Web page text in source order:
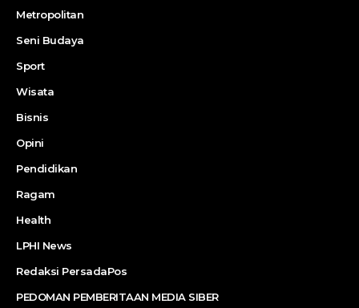
Metropolitan
Seni Budaya
Sport
Wisata
Bisnis
Opini
Pendidikan
Ragam
Health
LPHI News
Redaksi PersadaPos
PEDOMAN PEMBERITAAN MEDIA SIBER